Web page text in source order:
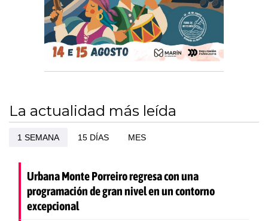
La actualidad más leída
1 SEMANA 15 DÍAS MES
Urbana Monte Porreiro regresa con una
programación de gran nivel en un contorno
excepcional